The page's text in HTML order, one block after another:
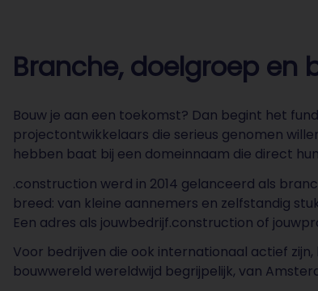
Branche, doelgroep en
Bouw je aan een toekomst? Dan begint het
projectontwikkelaars die serieus genomen
hebben baat bij een domeinnaam die direct
.construction werd in 2014 gelanceerd als
breed: van kleine aannemers en zelfstandig
Een adres als jouwbedrijf.construction of
Voor bedrijven die ook internationaal actief
bouwwereld wereldwijd begrijpelijk, van